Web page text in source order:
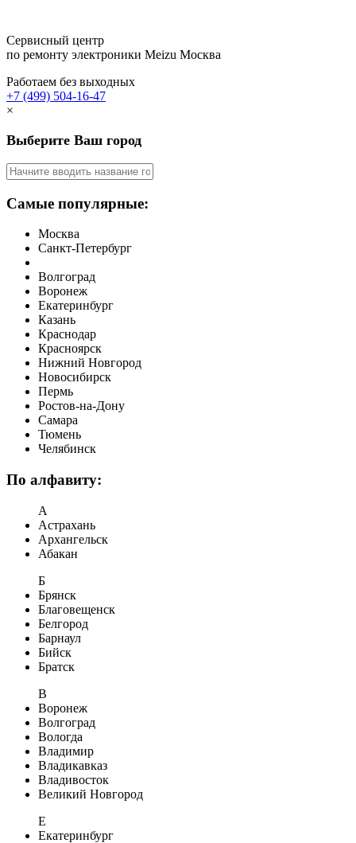
Сервисный центр
по ремонту электроники Meizu Москва
Работаем без выходных
+7 (499) 504-16-47
×
Выберите Ваш город
Самые популярные:
Москва
Санкт-Петербург
Волгоград
Воронеж
Екатеринбург
Казань
Краснодар
Красноярск
Нижний Новгород
Новосибирск
Пермь
Ростов-на-Дону
Самара
Тюмень
Челябинск
По алфавиту:
А
Астрахань
Архангельск
Абакан
Б
Брянск
Благовещенск
Белгород
Барнаул
Бийск
Братск
В
Воронеж
Волгоград
Вологда
Владимир
Владикавказ
Владивосток
Великий Новгород
Е
Екатеринбург